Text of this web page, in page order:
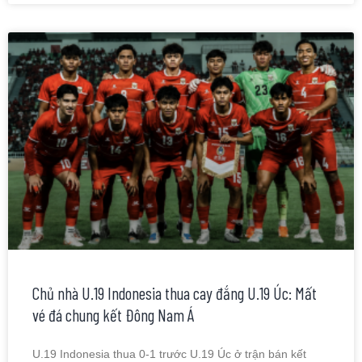
Chủ nhà U.19 Indonesia thua cay đắng U.19 Úc: Mất
vé đá chung kết Đông Nam Á
U.19 Indonesia thua 0-1 trước U.19 Úc ở trận bán kết